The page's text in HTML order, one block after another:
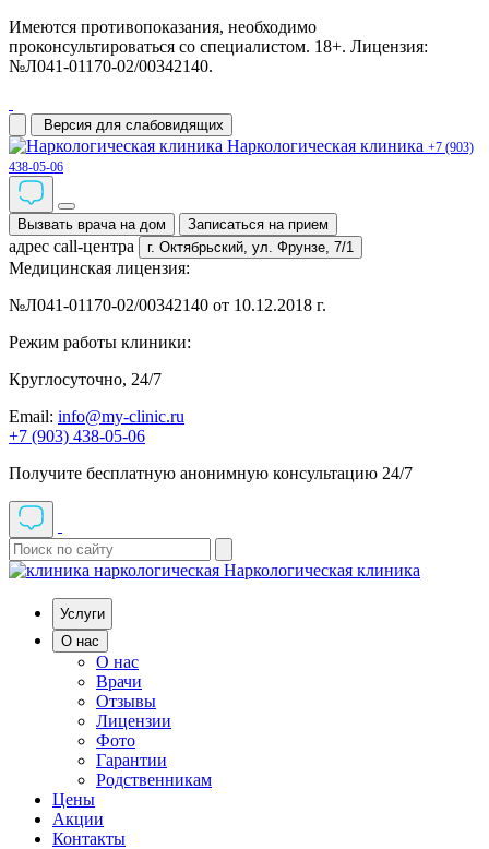
Имеются противопоказания, необходимо
проконсультироваться со специалистом. 18+. Лицензия:
№Л041-01170-02/00342140.
Версия для слабовидящих
Наркологическая клиника +7 (903)
438-05-06
Вызвать врача на дом Записаться на прием
адрес call-центра г. Октябрьский, ул. Фрунзе, 7/1
Медицинская лицензия:
№Л041-01170-02/00342140 от 10.12.2018 г.
Режим работы клиники:
Круглосуточно, 24/7
Email: info@my-clinic.ru
+7 (903) 438-05-06
Получите бесплатную анонимную консультацию 24/7
Наркологическая клиника
Услуги
О нас
О нас
Врачи
Отзывы
Лицензии
Фото
Гарантии
Родственникам
Цены
Акции
Контакты